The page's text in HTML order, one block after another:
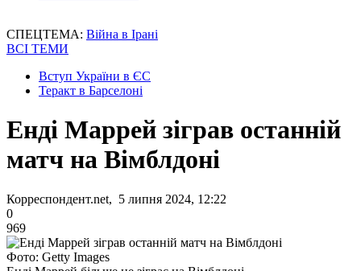
СПЕЦТЕМА: Війна в Ірані
ВСІ ТЕМИ
Вступ України в ЄС
Теракт в Барселоні
Енді Маррей зіграв останній
матч на Вімблдоні
Корреспондент.net, 5 липня 2024, 12:22
0
969
Фото: Getty Images